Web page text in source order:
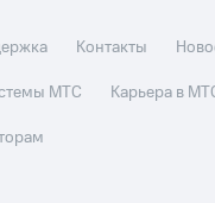
Контакты
МТС
Карьера в